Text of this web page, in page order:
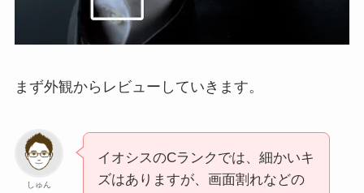
まず外観からレビューしていきます。
しゅん
イオシスのCランクでは、細かいキ
ズはありますが、画面割れなどの